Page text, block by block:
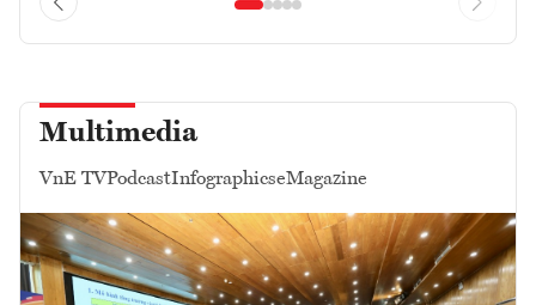
Multimedia
VnE TVPodcastInfographicseMagazine